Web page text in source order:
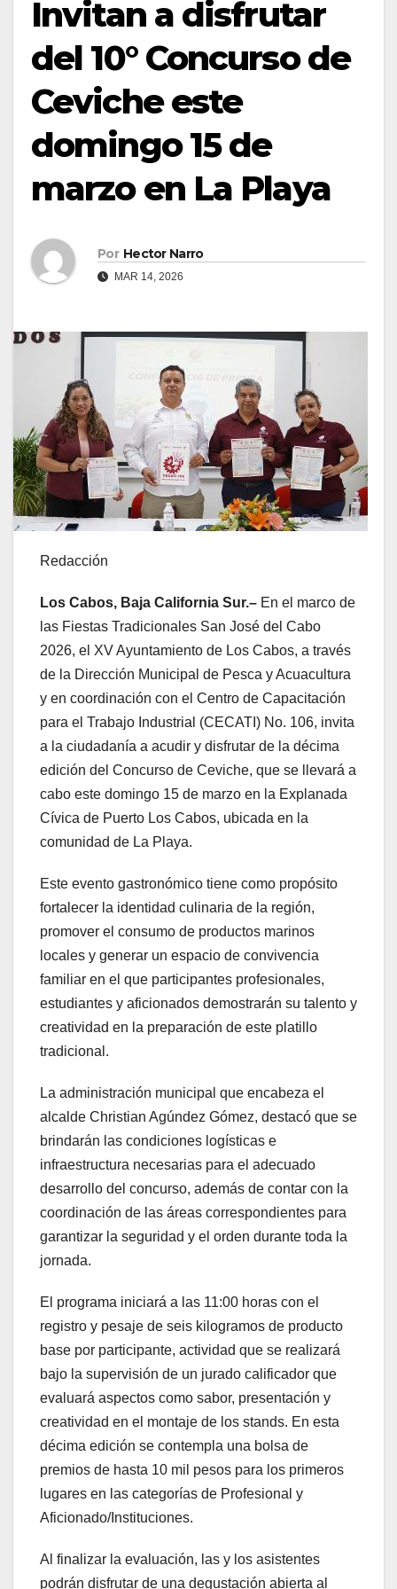
Invitan a disfrutar
del 10° Concurso de
Ceviche este
domingo 15 de
marzo en La Playa
Por Hector Narro
MAR 14, 2026
Redacción
Los Cabos, Baja California Sur.– En el marco de
las Fiestas Tradicionales San José del Cabo
2026, el XV Ayuntamiento de Los Cabos, a través
de la Dirección Municipal de Pesca y Acuacultura
y en coordinación con el Centro de Capacitación
para el Trabajo Industrial (CECATI) No. 106, invita
a la ciudadanía a acudir y disfrutar de la décima
edición del Concurso de Ceviche, que se llevará a
cabo este domingo 15 de marzo en la Explanada
Cívica de Puerto Los Cabos, ubicada en la
comunidad de La Playa.
Este evento gastronómico tiene como propósito
fortalecer la identidad culinaria de la región,
promover el consumo de productos marinos
locales y generar un espacio de convivencia
familiar en el que participantes profesionales,
estudiantes y aficionados demostrarán su talento y
creatividad en la preparación de este platillo
tradicional.
La administración municipal que encabeza el
alcalde Christian Agúndez Gómez, destacó que se
brindarán las condiciones logísticas e
infraestructura necesarias para el adecuado
desarrollo del concurso, además de contar con la
coordinación de las áreas correspondientes para
garantizar la seguridad y el orden durante toda la
jornada.
El programa iniciará a las 11:00 horas con el
registro y pesaje de seis kilogramos de producto
base por participante, actividad que se realizará
bajo la supervisión de un jurado calificador que
evaluará aspectos como sabor, presentación y
creatividad en el montaje de los stands. En esta
décima edición se contempla una bolsa de
premios de hasta 10 mil pesos para los primeros
lugares en las categorías de Profesional y
Aficionado/Instituciones.
Al finalizar la evaluación, las y los asistentes
podrán disfrutar de una degustación abierta al